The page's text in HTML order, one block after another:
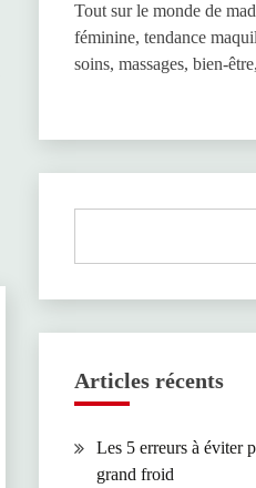
Tout sur le monde de
féminine, tendance
soins, massages, bien-
Articles récents
Les 5 erreurs à éviter
grand froid